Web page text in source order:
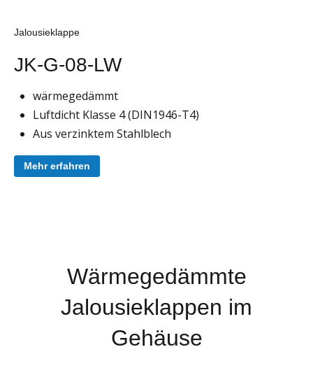
Jalousieklappe
JK-G-08-LW
wärmegedämmt
Luftdicht Klasse 4 (DIN1946-T4)
Aus verzinktem Stahlblech
Mehr erfahren
Wärmegedämmte
Jalousieklappen im
Gehäuse